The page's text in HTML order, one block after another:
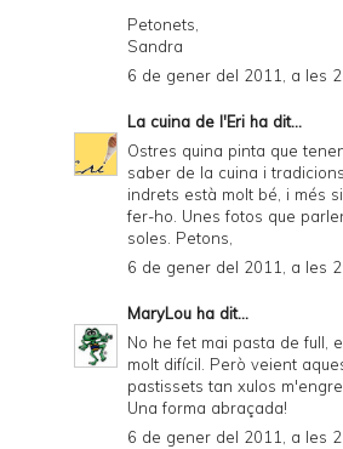
Petonets,
Sandra
6 de gener del 2011, a les
La cuina de l'Eri ha dit...
Ostres quina pinta que
saber de la cuina i
indrets està molt bé, i més
fer-ho. Unes fotos que
soles. Petons,
6 de gener del 2011, a les
MaryLou ha dit...
No he fet mai pasta de full,
molt difícil. Però veient
pastissets tan xulos
Una forma abraçada!
6 de gener del 2011, a les